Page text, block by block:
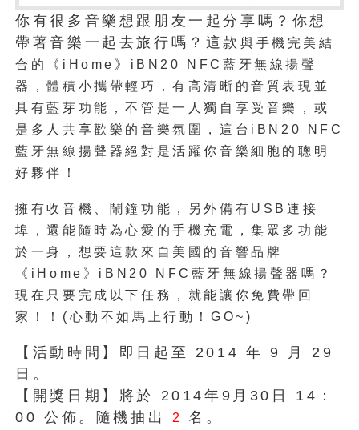
你有很多音樂想跟朋友一起分享嗎？你想
帶著音樂一起去旅行嗎？這款 與手機完美結
合的
《iHome》iBN20 NFC藍牙無線揚聲
器，體積小攜帶輕巧，有高清晰的音質表現並
具有藍芽功能，不管是一人獨自享受音樂，或
是多人共享歡樂的音樂氛圍，這台iBN20 NFC
藍牙無線揚聲器絕對是活躍你音樂細胞的聰明
好夥伴！
擁有收音機、鬧鐘功能，另外備有USB連接
埠，還能隨時為心愛的手機充電，集眾多功能
於一身， 想要這款來自美國的音響品牌
《iHome》iBN20 NFC藍牙無線揚聲器嗎？
現在只要完成以下任務，就能讓你免費帶回
家！！(心動不如馬上行動！GO~)
【活動時間】即日起至 2014 年 9 月 29
日。
【開獎日期】將於 2014年9月30日 14：
00 公佈。隨機抽出
2 名。